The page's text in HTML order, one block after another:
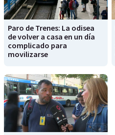
Paro de Trenes: La odisea
de volver a casa en un día
complicado para
movilizarse